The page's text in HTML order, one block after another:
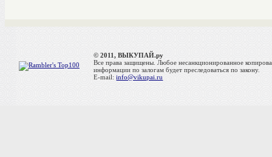
© 2011, ВЫКУПАЙ.ру
Все права защищены. Любое несанкционированное
информации по залогам будет преследоваться по закону.
E-mail:info@vikupai.ru